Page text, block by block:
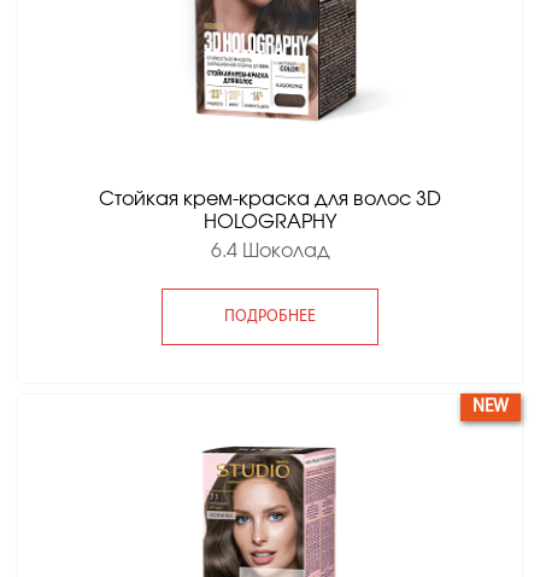
Стойкая крем-краска для волос 3D
HOLOGRAPHY
6.4 Шоколад
ПОДРОБНЕЕ
NEW